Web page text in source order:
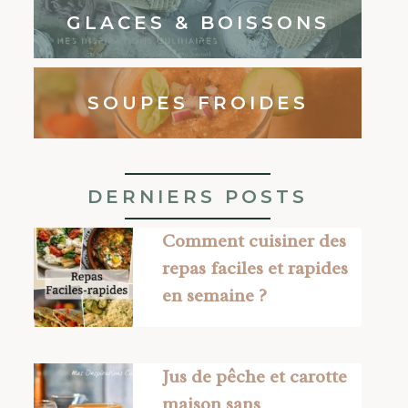
GLACES & BOISSONS
SOUPES FROIDES
DERNIERS POSTS
Comment cuisiner des
repas faciles et rapides
en semaine ?
Jus de pêche et carotte